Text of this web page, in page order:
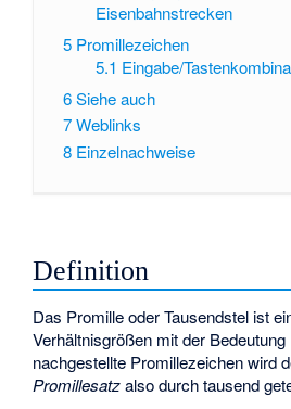
Eisenbahnstrecken
5 Promillezeichen
5.1 Eingabe/
6Siehe auch
7Weblinks
8 Einzelnachweise
Definition
Das Promille oder Tausendstel ist
Verhältnisgrößen mit der Bedeutung
nachgestellte Promillezeichen wird
Promillesatz also durch tausend